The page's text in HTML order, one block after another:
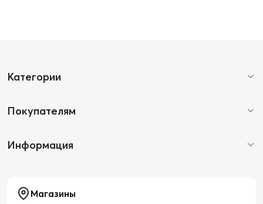
Категории
Покупателям
Информация
Магазины